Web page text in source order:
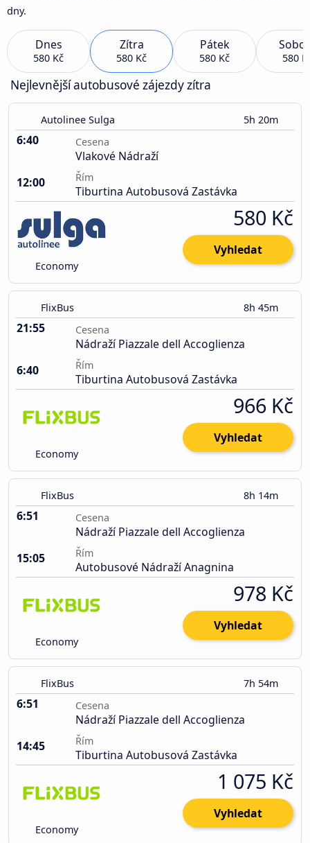
dny.
Dnes
580 Kč
Zítra
580 Kč
Pátek
580 Kč 580
Nejlevnější autobusové zájezdy zítra
Autolinee Sulga 5h 20m
6:40 Cesena
Vlakové Nádraží
12:00
Řím
Tiburtina Autobusová Zastávka
Economy
580 Kč
Vyhledat
FlixBus 8h 45m
21:55 Cesena
Nádraží Piazzale dell Accoglienza
6:40
Řím
Tiburtina Autobusová Zastávka
Economy
966 Kč
Vyhledat
FlixBus 8h 14m
6:51 Cesena
Nádraží Piazzale dell Accoglienza
15:05
Řím
Autobusové Nádraží Anagnina
Economy
978 Kč
Vyhledat
FlixBus 7h 54m
6:51 Cesena
Nádraží Piazzale dell Accoglienza
14:45
Řím
Tiburtina Autobusová Zastávka
Economy
1 075 Kč
Vyhledat